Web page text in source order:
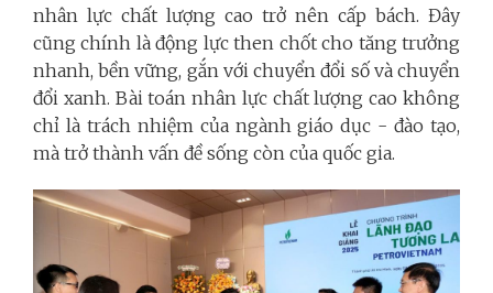
nhân lực chất lượng cao trở nên cấp bách. Đây
cũng chính là động lực then chốt cho tăng trưởng
nhanh, bền vững, gắn với chuyển đổi số và chuyển
đổi xanh. Bài toán nhân lực chất lượng cao không
chỉ là trách nhiệm của ngành giáo dục - đào tạo,
mà trở thành vấn đề sống còn của quốc gia.